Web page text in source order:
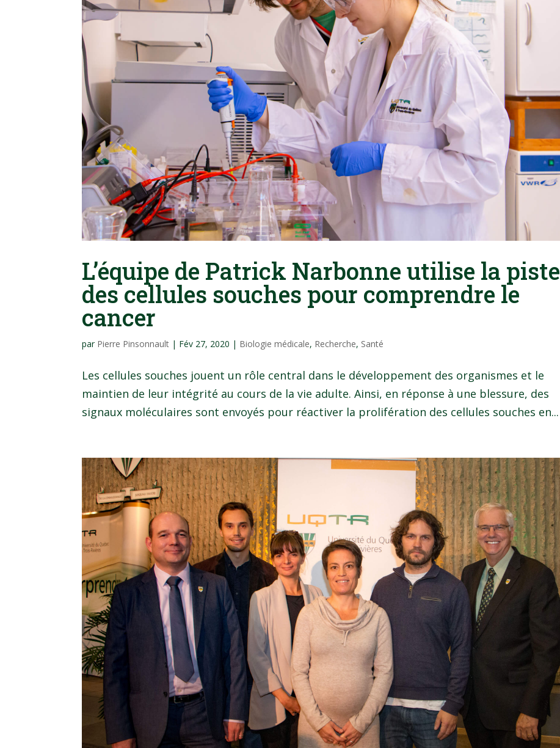
L’équipe de Patrick Narbonne utilise la piste
des cellules souches pour comprendre le
cancer
par Pierre Pinsonnault | Fév 27, 2020 | Biologie médicale, Recherche, Santé
Les cellules souches jouent un rôle central dans le développement des organismes et le
maintien de leur intégrité au cours de la vie adulte. Ainsi, en réponse à une blessure, des
signaux moléculaires sont envoyés pour réactiver la prolifération des cellules souches en...